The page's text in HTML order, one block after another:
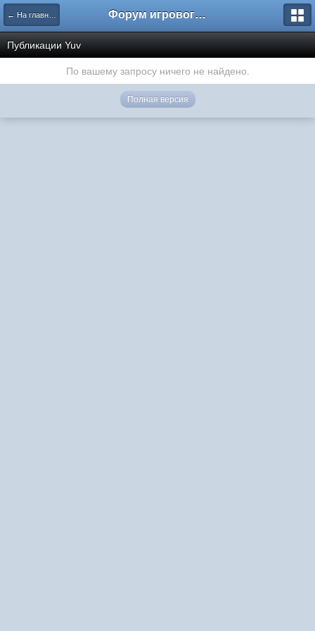
← На главную Форум игрового проекта Riverrise
Публикации Yuv
По вашему запросу ничего не найдено.
Полная версия